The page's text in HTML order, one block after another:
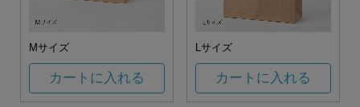
Mサイズ
カートに入れる
Lサイズ
カートに入れる